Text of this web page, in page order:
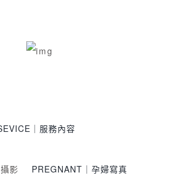
｜服務內容
影 PREGNANT｜孕婦寫真